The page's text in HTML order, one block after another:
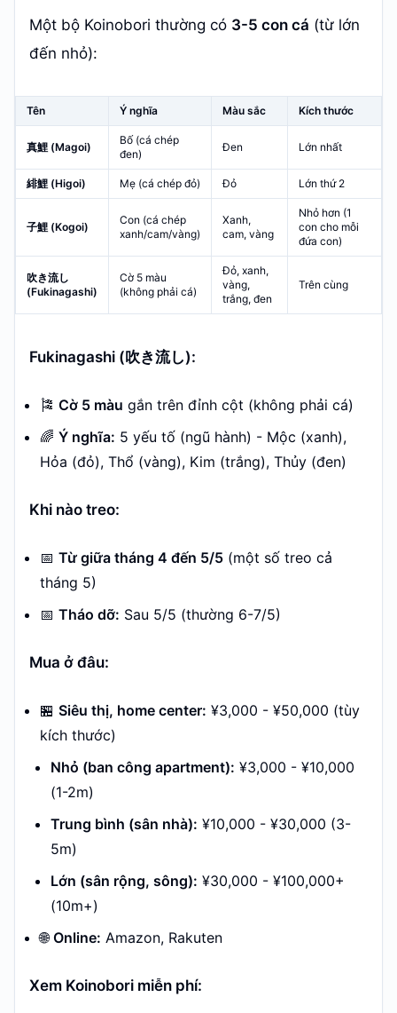
Một bộ Koinobori thường có 3-5 con cá (từ lớn
đến nhỏ):
Tên Ý nghĩa Màu sắc Kích thước
真鯉 (Magoi)
Bố (cá chép
đen)
Đen Lớn nhất
緋鯉 (Higoi) Mẹ (cá chép đỏ) Đỏ Lớn thứ 2
子鯉 (Kogoi)
Con (cá chép
xanh/cam/vàng)
Xanh,
cam, vàng
Nhỏ hơn (1
con cho mỗi
đứa con)
吹き流し
(Fukinagashi)
Cờ 5 màu
(không phải cá)
Đỏ, xanh,
vàng,
trắng, đen
Trên cùng
Fukinagashi (吹き流し):
🎏 Cờ 5 màu gắn trên đỉnh cột (không phải cá)
🌈 Ý nghĩa: 5 yếu tố (ngũ hành) - Mộc (xanh),
Hỏa (đỏ), Thổ (vàng), Kim (trắng), Thủy (đen)
Khi nào treo:
📅 Từ giữa tháng 4 đến 5/5 (một số treo cả
tháng 5)
📅 Tháo dỡ: Sau 5/5 (thường 6-7/5)
Mua ở đâu:
🏪 Siêu thị, home center: ¥3,000 - ¥50,000 (tùy
kích thước)
Nhỏ (ban công apartment): ¥3,000 - ¥10,000
(1-2m)
Trung bình (sân nhà): ¥10,000 - ¥30,000 (3-
5m)
Lớn (sân rộng, sông): ¥30,000 - ¥100,000+
(10m+)
🌐Online: Amazon, Rakuten
Xem Koinobori miễn phí: